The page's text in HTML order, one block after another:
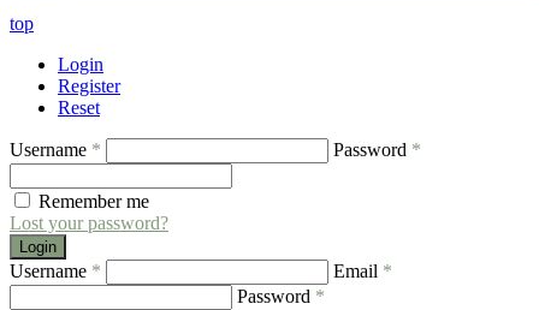
top
Login
Register
Reset
Username * Password *
Remember me
Lost your password?
Login
Username * Email *
Password *